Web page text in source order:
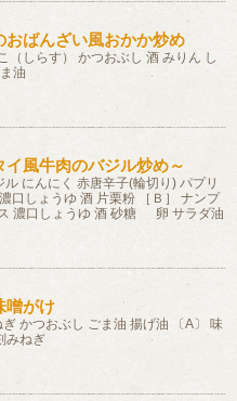
おばんざい風おかか炒め
（しらす） かつおぶし 酒 みりん し
油
イ風牛肉のバジル炒め～
にんにく 赤唐辛子(輪切り) パプリ
口しょうゆ 酒 片栗粉 ［Ｂ］ ナンプ
濃口しょうゆ 酒 砂糖 卵 サラダ油
噌がけ
かつおぶし ごま油 揚げ油 〔A〕 味
みねぎ